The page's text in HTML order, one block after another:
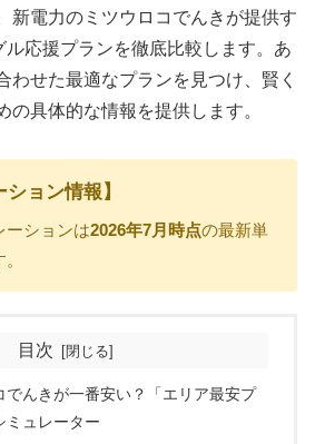
新電力のミツウロコでんきが提供す
ル応援プランを徹底比較します。あ
わせた最適なプランを見つけ、賢く
の具体的な情報を提供します。
ション情報】
ーションは2026年7月時点の最新単
目次
でんきが一番安い？「エリア最安プ
ミュレーター